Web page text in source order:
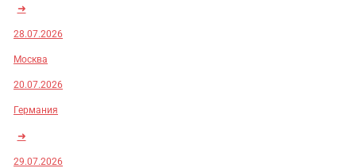
➜
28.07.2026
Москва
20.07.2026
Германия
➜
29.07.2026